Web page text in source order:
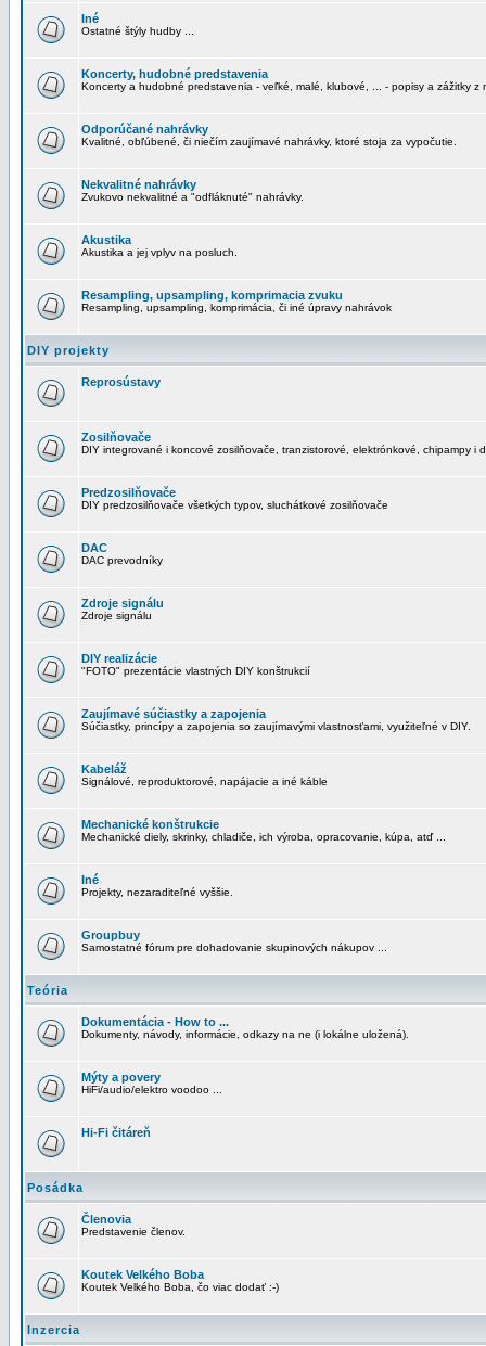
Iné
Ostatné štýly hudby ...
Koncerty, hudobné predstavenia
Koncerty a hudobné predstavenia - veľké, malé, klubové, ... - popisy a zážitky z
Odporúčané nahrávky
Kvalitné, obľúbené, či niečím zaujímavé nahrávky, ktoré stoja za vypočutie.
Nekvalitné nahrávky
Zvukovo nekvalitné a "odfláknuté" nahrávky.
Akustika
Akustika a jej vplyv na posluch.
Resampling, upsampling, komprimacia zvuku
Resampling, upsampling, komprimácia, či iné úpravy nahrávok
DIY projekty
Reprosústavy
Zosilňovače
DIY integrované i koncové zosilňovače, tranzistorové, elektrónkové, chipampy i
Predzosilňovače
DIY predzosilňovače všetkých typov, sluchátkové zosilňovače
DAC
DAC prevodníky
Zdroje signálu
Zdroje signálu
DIY realizácie
"FOTO" prezentácie vlastných DIY konštrukcií
Zaujímavé súčiastky a zapojenia
Súčiastky, princípy a zapojenia so zaujímavými vlastnosťami, využiteľné v DIY.
Kabeláž
Signálové, reproduktorové, napájacie a iné káble
Mechanické konštrukcie
Mechanické diely, skrinky, chladiče, ich výroba, opracovanie, kúpa, atď ...
Iné
Projekty, nezaraditeľné vyššie.
Groupbuy
Samostatné fórum pre dohadovanie skupinových nákupov ...
Teória
Dokumentácia - How to ...
Dokumenty, návody, informácie, odkazy na ne (i lokálne uložená).
Mýty a povery
HiFi/audio/elektro voodoo ...
Hi-Fi čitáreň
Posádka
Členovia
Predstavenie členov.
Koutek Velkého Boba
Koutek Velkého Boba, čo viac dodať :-)
Inzercia